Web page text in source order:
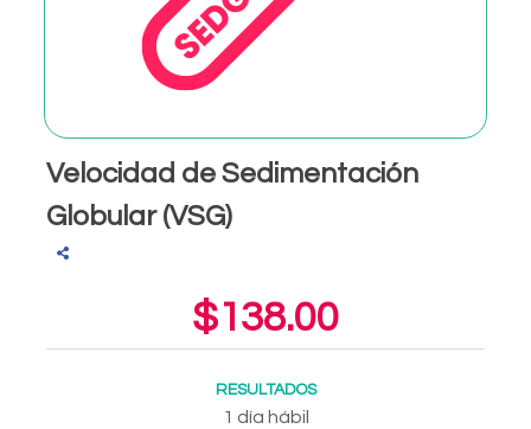
Velocidad de Sedimentación
Globular (VSG)
$138.00
RESULTADOS
1 día hábil